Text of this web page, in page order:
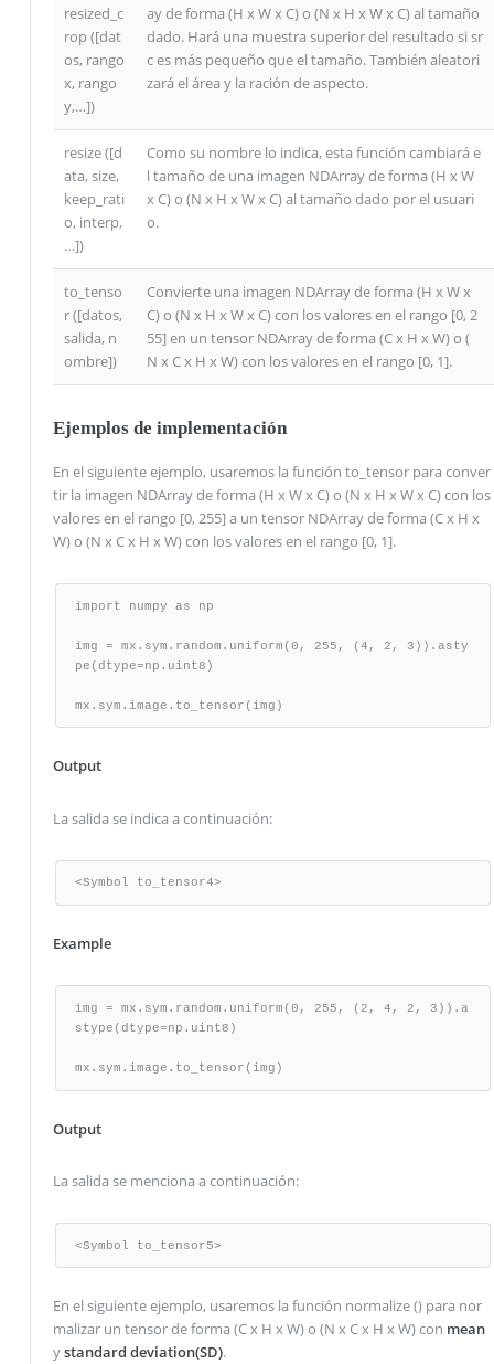
resized_c
rop ([dat
os, rango
x, rango
y,…])
ay de forma (H x W x C) o (N x H x W x C) al tamaño
dado. Hará una muestra superior del resultado si sr
c es más pequeño que el tamaño. También aleatori
zará el área y la ración de aspecto.
resize ([d
ata, size,
keep_rati
o, interp,
…])
Como su nombre lo indica, esta función cambiará e
l tamaño de una imagen NDArray de forma (H x W
x C) o (N x H x W x C) al tamaño dado por el usuari
o.
to_tenso
r ([datos,
salida, n
ombre])
Convierte una imagen NDArray de forma (H x W x
C) o (N x H x W x C) con los valores en el rango [0, 2
55] en un tensor NDArray de forma (C x H x W) o (
N x C x H x W) con los valores en el rango [0, 1].
Ejemplos de implementación
En el siguiente ejemplo, usaremos la función to_tensor para conver
tir la imagen NDArray de forma (H x W x C) o (N x H x W x C) con los
valores en el rango [0, 255] a un tensor NDArray de forma (C x H x
W) o (N x C x H x W) con los valores en el rango [0, 1].
import numpy as np
img = mx.sym.random.uniform(0, 255, (4, 2, 3)).asty
pe(dtype=np.uint8)
mx.sym.image.to_tensor(img)
Output
La salida se indica a continuación:
<Symbol to_tensor4>
Example
img = mx.sym.random.uniform(0, 255, (2, 4, 2, 3)).a
stype(dtype=np.uint8)
mx.sym.image.to_tensor(img)
Output
La salida se menciona a continuación:
<Symbol to_tensor5>
En el siguiente ejemplo, usaremos la función normalize () para nor
malizar un tensor de forma (C x H x W) o (N x C x H x W) con mean
ystandard deviation(SD).